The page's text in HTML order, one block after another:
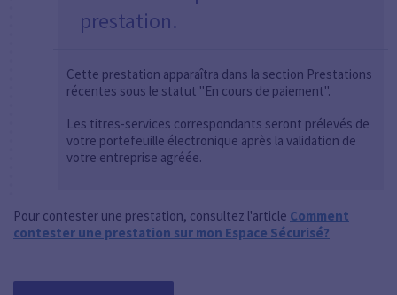
prestation.
Cette prestation apparaîtra dans la section Prestations
récentes sous le statut "En cours de paiement".
Les titres-services correspondants seront prélevés de
votre portefeuille électronique après la validation de
votre entreprise agréée.
Pour contester une prestation, consultez l'article Comment
contester une prestation sur mon Espace Sécurisé?